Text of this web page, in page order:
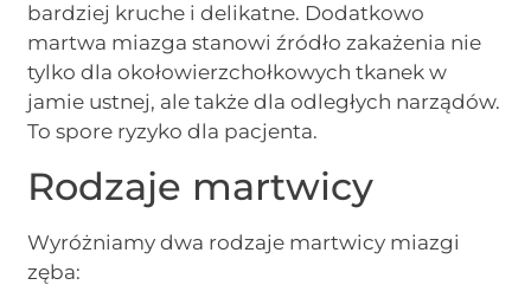
bardziej kruche i delikatne. Dodatkowo
martwa miazga stanowi źródło zakażenia nie
tylko dla okołowierzchołkowych tkanek w
jamie ustnej, ale także dla odległych narządów.
To spore ryzyko dla pacjenta.
Rodzaje martwicy
Wyróżniamy dwa rodzaje martwicy miazgi
zęba: